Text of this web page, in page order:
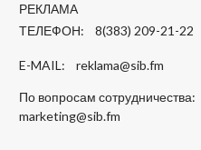
РЕКЛАМА
ТЕЛЕФОН: 8(383) 209-21-22
E-MAIL: reklama@sib.fm
По вопросам сотрудничества:
marketing@sib.fm